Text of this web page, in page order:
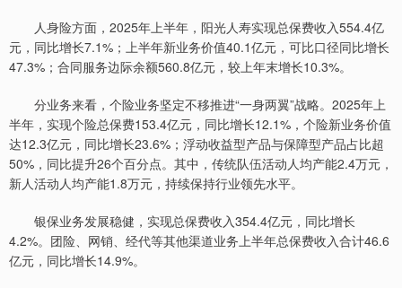
人身险方面，2025年上半年，阳光人寿实现总保费收入554.4亿
元，同比增长7.1%；上半年新业务价值40.1亿元，可比口径同比增长
47.3%；合同服务边际余额560.8亿元，较上年末增长10.3%。
分业务来看，个险业务坚定不移推进“一身两翼”战略。2025年上
半年，实现个险总保费153.4亿元，同比增长12.1%，个险新业务价值
达12.3亿元，同比增长23.6%；浮动收益型产品与保障型产品占比超
50%，同比提升26个百分点。其中，传统队伍活动人均产能2.4万元，
新人活动人均产能1.8万元，持续保持行业领先水平。
银保业务发展稳健，实现总保费收入354.4亿元，同比增长
4.2%。团险、网销、经代等其他渠道业务上半年总保费收入合计46.6
亿元，同比增长14.9%。